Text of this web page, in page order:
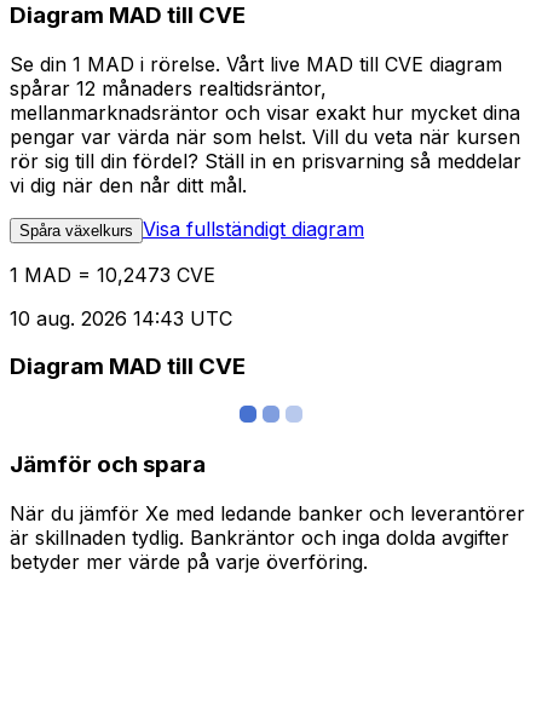
Diagram MAD till CVE
Se din 1 MAD i rörelse. Vårt live MAD till CVE diagram
spårar 12 månaders realtidsräntor,
mellanmarknadsräntor och visar exakt hur mycket dina
pengar var värda när som helst. Vill du veta när kursen
rör sig till din fördel? Ställ in en prisvarning så meddelar
vi dig när den når ditt mål.
Spåra växelkurs Visa fullständigt diagram
1 MAD = 10,2473 CVE
10 aug. 2026 14:43 UTC
Diagram MAD till CVE
Jämför och spara
När du jämför Xe med ledande banker och leverantörer
är skillnaden tydlig. Bankräntor och inga dolda avgifter
betyder mer värde på varje överföring.